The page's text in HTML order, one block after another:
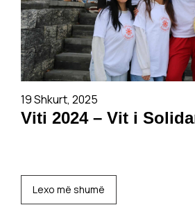
19 Shkurt, 2025
Viti 2024 – Vit i
Lexo më shumë